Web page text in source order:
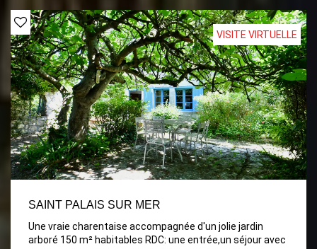
VISITE VIRTUELLE
SAINT PALAIS SUR MER
Une vraie charentaise accompagnée d'un jolie jardin
arboré 150 m² habitables RDC: une entrée,un séjour avec